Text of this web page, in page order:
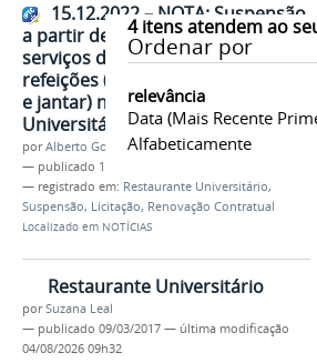
4itens atendem ao
Ordenar por
relevância
Data (mais Recente
Alfabeticamente
15.12.2022 – NOTA: Suspensão,
a partir de 16/12/2022, dos
serviços de fornecimento de
refeições (café da manhã, almoço
e jantar) nos Restaurantes
Universitários da Univasf
porAlberto Gomes Cardoso
— publicado 15/12/2022
— registrado em: Restaurante Universitário,
Suspensão, Licitação, Renovação Contratual
Localizado em NOTÍCIAS
Restaurante Universitário
porSuzana Leal
— publicado 09/03/2017 — última modificação
04/08/2026 09h32